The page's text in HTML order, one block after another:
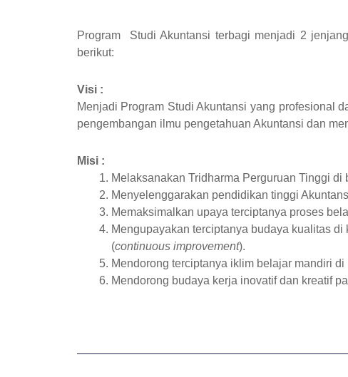
Program Studi Akuntansi terbagi menjadi 2
berikut:
Visi :
Menjadi Program Studi Akuntansi yang profesional
pengembangan ilmu pengetahuan Akuntansi dan
Misi :
Melaksanakan Tridharma Perguruan Tinggi
Menyelenggarakan pendidikan tinggi
Memaksimalkan upaya terciptanya proses
Mengupayakan terciptanya budaya kualitas
(continuous improvement).
Mendorong terciptanya iklim belajar mandiri
Mendorong budaya kerja inovatif dan kreatif